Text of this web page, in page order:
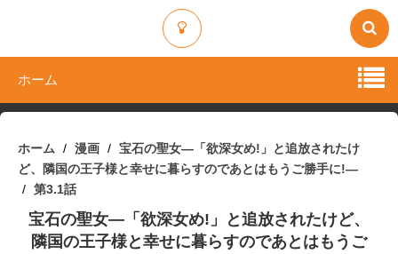
ホーム
ホーム 漫画
宝石の聖女―「欲深女め!」と追放されたけ
ど、隣国の王子様と幸せに暮らすのであとはもうご勝手に!―
第3.1話
宝石の聖女―「欲深女め!」と追放されたけど、
隣国の王子様と幸せに暮らすのであとはもうご